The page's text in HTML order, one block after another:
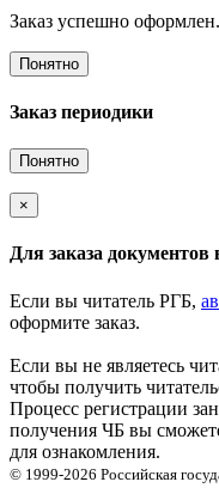
Заказ успешно оформлен.
Понятно
Заказ периодики
Понятно
×
Для заказа
Если вы читатель РГБ,
оформите заказ.
Если вы не являетесь
чтобы получить
Процесс регистрации
получения ЧБ вы
для ознакомления.
© 1999-2026 Российская